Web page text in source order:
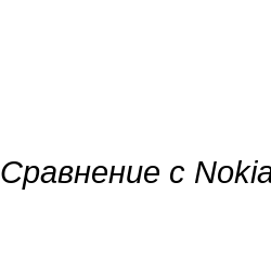
Сравнение с